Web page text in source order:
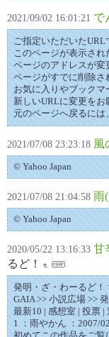
2021/09/02 16:01:21 で
ご指定いただいたURL
このページが表示され
ページのアドレスが変
ページがすでに削除さ
お気に入りやブックマ
新しいURLに変更をお
元のページへ戻るには
2021/07/08 23:23:18 風
© Yahoo Japan
2021/07/08 21:04:58 雨
© Yahoo Japan
2020/05/22 13:16:33 甘
るど！
発明・ざ・わーるど！
GAIA >> 小説広場 >>
最新10 | 感想室 | 投票 |
1 ：雨やかん ：2007/